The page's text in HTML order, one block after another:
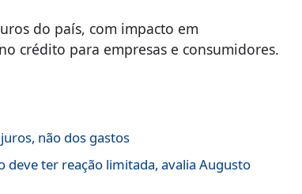
do país, com impacto em
crédito para empresas e consumidores.
não dos gastos
deve ter reação limitada, avalia Augusto